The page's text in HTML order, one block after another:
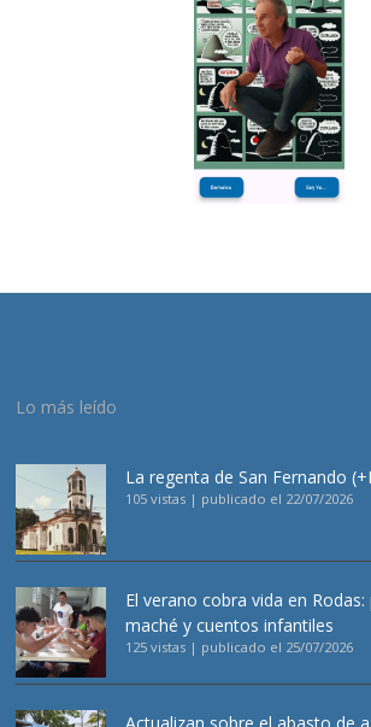
Lo más leído
La regenta de San Fernando
105 vistas | publicado el 22/07/2026
El verano cobra vida en Rodas:
maché y cuentos infantiles
125 vistas | publicado el 25/07/2026
Actualizan sobre el abasto de